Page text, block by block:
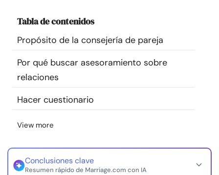
Recursos
Comunidad
Encuentra un terapeuta
nosotros
Tabla de contenidos
Propósito de la consejería de pareja
Por qué buscar asesoramiento sobre
relaciones
Hacer cuestionario
View more
Conclusiones clave
Resumen rápido de Marriage.com con IA